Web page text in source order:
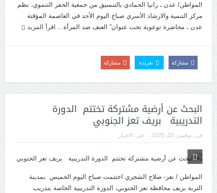
المواطن/ عدن ـ رانيا الحمادي بالتنسيق من جمعية الحفر التنموي، نظم
مركز التنمية والارشاد الأسري صباح اليوم الأحد في العاصمة المؤقتة
عدن ، محاضرة توعوية تحت عنوان” العنف ضد المرأة... اقرأ المزيد
مشاركة تغريدة مشاركة
البحث عن أرضية مشتركة تختتم الدورة
التدريبية بريف تعز الجنوبي
فى: نوفمبر 05, 2020 فى: الاخبار
المواطن / تعز- صلاح الشجري اختتمت صباح اليوم الخميس بمدينة
التربة بريف محافظة تعز الجنوبي، الدورة التدريبية الخاصة بتدريب